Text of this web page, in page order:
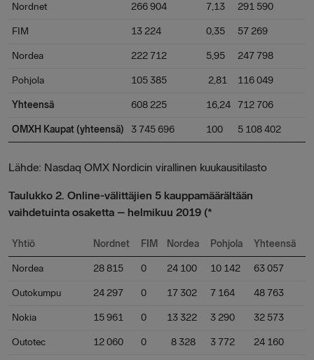
Nordnet 266 904 7,13 291 590
FIM 13 224 0,35 57 269
Nordea 222 712 5,95 247 798
Pohjola 105 385 2,81 116 049
Yhteensä 608 225 16,24 712 706
OMXH Kaupat (yhteensä) 3 745 696 100 5 108 402
Lähde: Nasdaq OMX Nordicin virallinen kuukausitilasto
Taulukko 2. Online-välittäjien 5 kauppamäärältään
vaihdetuinta osaketta – helmikuu 2019 (*
Yhtiö Nordnet FIM Nordea Pohjola Yhteensä
Nordea 28 815 0 24 100 10 142 63 057
Outokumpu 24 297 0 17 302 7 164 48 763
Nokia 15 961 0 13 322 3 290 32 573
Outotec 12 060 0 8 328 3 772 24 160